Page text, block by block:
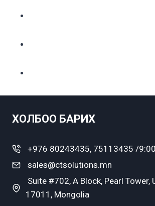
ХОЛБОО БАРИХ
+976 80243435, 75113435 /
sales@ctsolutions.mn
Suite #702, A Block, Pearl Tower,
17011, Mongolia